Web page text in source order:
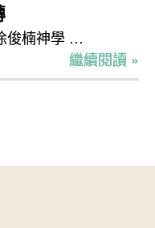
俊楠神學 …
繼續閱讀 »